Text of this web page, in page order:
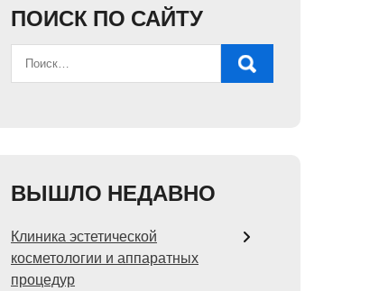
ПОИСК ПО САЙТУ
ВЫШЛО НЕДАВНО
Клиника эстетической
косметологии и аппаратных
процедур